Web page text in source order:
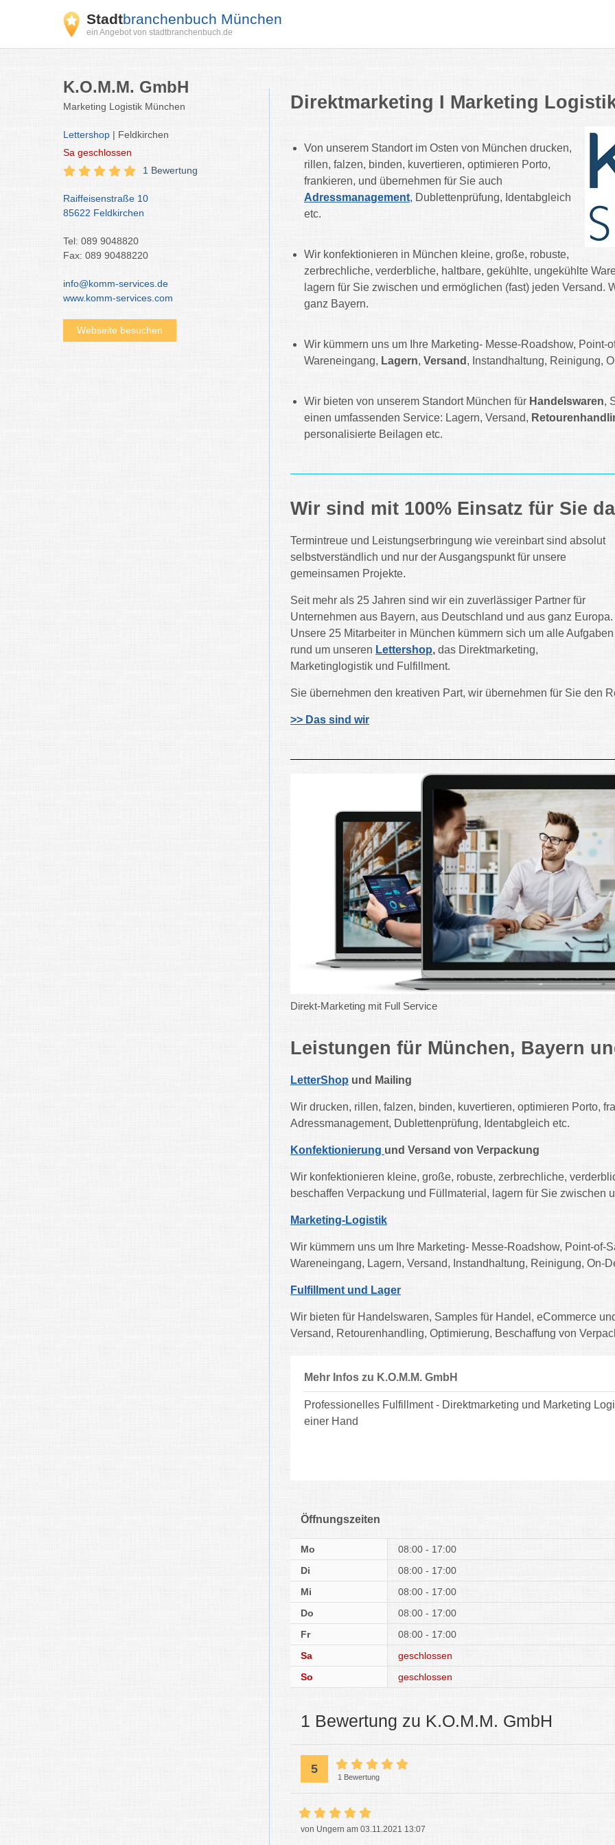
Stadtbranchenbuch München
ein Angebot von stadtbranchenbuch.de
K.O.M.M. GmbH
Marketing Logistik München
Lettershop | Feldkirchen
Sa geschlossen
1 Bewertung
Raiffeisenstraße 10
85622 Feldkirchen
Tel: 089 9048820
Fax: 089 90488220
info@komm-services.de
www.komm-services.com
Webseite besuchen
Direktmarketing I Marketing
Von unserem Standort im Osten von München drucken,
rillen, falzen, binden, kuvertieren, optimieren Porto,
frankieren, und übernehmen für Sie auch
Adressmanagement, Dublettenprüfung, Identabgleich
etc.
Wir konfektionieren in München kleine, große, robuste,
zerbrechliche, verderbliche, haltbare, gekühlte, ungekühlte
lagern für Sie zwischen und ermöglichen (fast) jeden Versand.
ganz Bayern.
Wir kümmern uns um Ihre Marketing- Messe-Roadshow,
Wareneingang, Lagern, Versand , Instandhaltung, Reinigung,
Wir bieten von unserem Standort München für Handelswaren,
einen umfassenden Service: Lagern, Versand,
personalisierte Beilagen etc.
Wir sind mit 100% Einsatz für Sie
Termintreue und Leistungserbringung wie vereinbart sind absolut
selbstverständlich und nur der Ausgangspunkt für unsere
gemeinsamen Projekte.
Seit mehr als 25 Jahren sind wir ein zuverlässiger Partner für
Unternehmen aus Bayern, aus Deutschland und aus ganz Europa.
Unsere 25 Mitarbeiter in München kümmern sich um alle Aufgaben
rund um unseren Lettershop, das Direktmarketing,
Marketinglogistik und Fulfillment.
Sie übernehmen den kreativen Part, wir übernehmen für Sie den
>> Das sind wir
Direkt-Marketing mit Full Service
Leistungen für München, Bayern
LetterShop und Mailing
Wir drucken, rillen, falzen, binden, kuvertieren, optimieren Porto,
Adressmanagement, Dublettenprüfung, Identabgleich etc.
Konfektionierung und Versand von Verpackung
Wir konfektionieren kleine, große, robuste, zerbrechliche,
beschaffen Verpackung und Füllmaterial, lagern für Sie zwischen
Marketing-Logistik
Wir kümmern uns um Ihre Marketing- Messe-Roadshow, Point-of-
Wareneingang, Lagern, Versand, Instandhaltung, Reinigung, On-
Fulfillment und Lager
Wir bieten für Handelswaren, Samples für Handel, eCommerce
Versand, Retourenhandling, Optimierung, Beschaffung von
Mehr Infos zu K.O.M.M. GmbH
Professionelles Fulfillment - Direktmarketing und Marketing
einer Hand
Öffnungszeiten
Mo
08:00 - 17:00
Di
08:00 - 17:00
Mi
08:00 - 17:00
Do
08:00 - 17:00
Fr
08:00 - 17:00
Sa
geschlossen
So
geschlossen
1 Bewertung zu K.O.M.M. GmbH
5
1 Bewertung
von Ungern am 03.11.2021 13:07